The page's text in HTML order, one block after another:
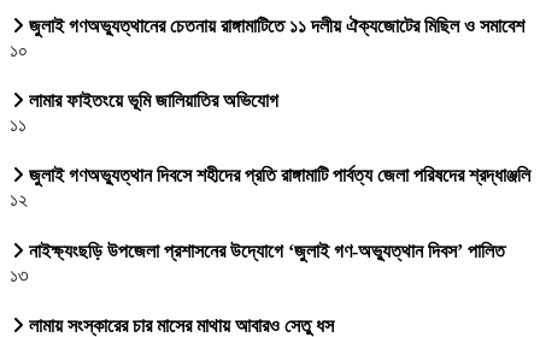
জুলাই গণঅভ্যুত্থানের চেতনায় রাঙ্গামাটিতে ১১ দলীয় ঐক্যজোটের মিছিল ও সমাবেশ
১০
লামার ফাইতংয়ে ভূমি জালিয়াতির অভিযোগ
১১
জুলাই গণঅভ্যুত্থান দিবসে শহীদের প্রতি রাঙ্গামাটি পার্বত্য জেলা পরিষদের শ্রদ্ধাঞ্জলি
১২
নাইক্ষ্যংছড়ি উপজেলা প্রশাসনের উদ্যোগে ‘জুলাই গণ-অভ্যুত্থান দিবস’ পালিত
১৩
লামায় সংস্কারের চার মাসের মাথায় আবারও সেতু ধস